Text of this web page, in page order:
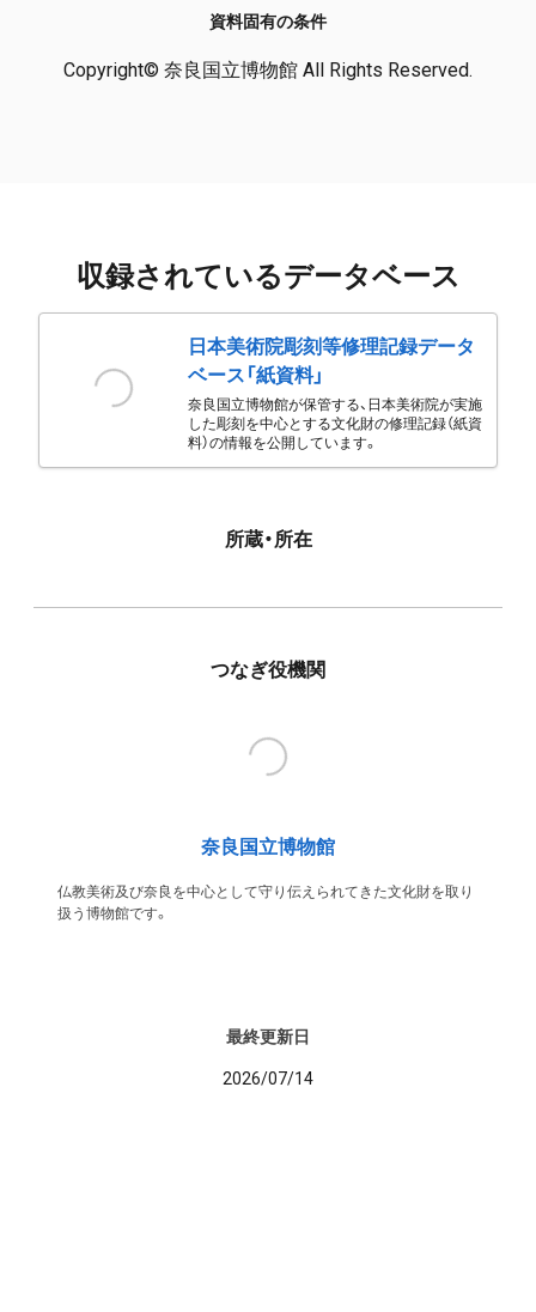
資料固有の条件
Copyright© 奈良国立博物館 All Rights Reserved.
収録されているデータベース
日本美術院彫刻等修理記録データ
ベース「紙資料」
奈良国立博物館が保管する、日本美術院が実施
した彫刻を中心とする文化財の修理記録（紙資
料）の情報を公開しています。
所蔵・所在
つなぎ役機関
奈良国立博物館
仏教美術及び奈良を中心として守り伝えられてきた文化財を取り
扱う博物館です。
最終更新日
2026/07/14